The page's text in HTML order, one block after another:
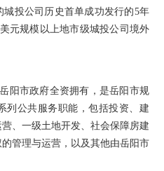
投公司历史首单成功发行的5年
元规模以上地市级城投公司境外
阳市政府全资拥有，是岳阳市规
列公共服务职能，包括投资、建
、一级土地开发、社会保障房建
管理与运营，以及其他由岳阳市